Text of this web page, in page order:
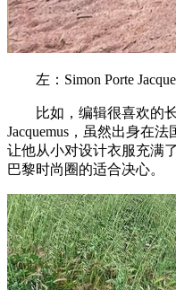
左：Simon Porte
比如，编辑很喜欢的长
Jacquemus，虽然出身在
让他从小对设计衣服充满
巴黎时尚圈的适合决心。